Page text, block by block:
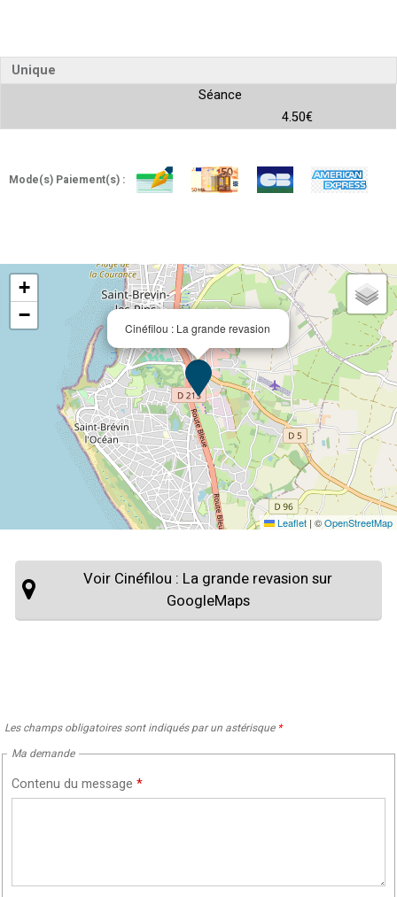
Unique
Séance
4.50€
Mode(s) Paiement(s) :
Cinéfilou : La grande revasion
+
−
Leaflet | ©OpenStreetMap
Voir Cinéfilou : La grande revasion sur
GoogleMaps
Les champs obligatoires sont indiqués par un astérisque *
Ma demande
Contenu du message *